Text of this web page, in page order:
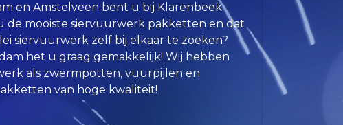
en Amstelveen bent u bij Klarenbeek
de mooiste siervuurwerk pakketten en dat
siervuurwerk zelf bij elkaar te zoeken?
het u graag gemakkelijk! Wij hebben
als zwermpotten, vuurpijlen en
van hoge kwaliteit!